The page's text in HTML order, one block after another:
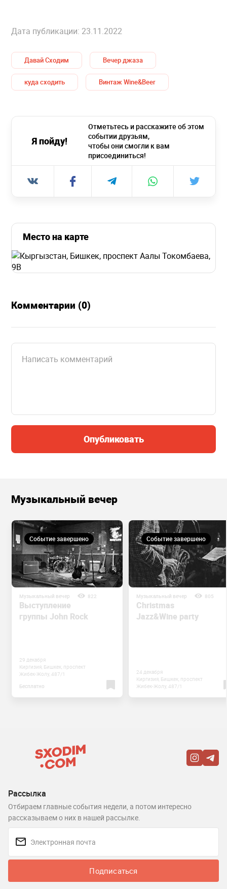
Дата публикации: 23.11.2022
Давай Сходим Вечер джаза
куда сходить Винтаж Wine&Beer
Я пойду!
Отметьтесь и расскажите об этом
событии друзьям,
чтобы они смогли к вам
присоединиться!
Место на карте
Комментарии (0)
Опубликовать
Музыкальный вечер
Событие завершено
Музыкальный вечер 822
Выступление
группы John Rock
29 декабря
Киргизия, Бишкек, проспект
Жибек-Жолу, 487/1
Бесплатно
Событие завершено
Музыкальный вечер 805
Christmas
Jazz&Wine party
24 декабря
Киргизия, Бишкек, проспект
Жибек-Жолу, 487/1
Рассылка
Отбираем главные события недели, а потом интересно
рассказываем о них в нашей рассылке.
Подписаться